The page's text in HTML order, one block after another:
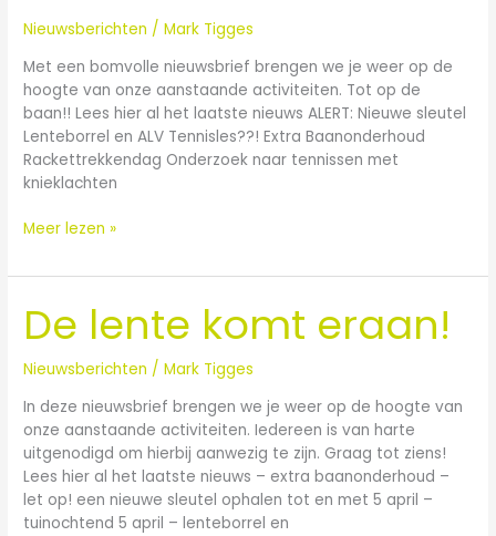
Nieuwsberichten /Mark Tigges
Met een bomvolle nieuwsbrief brengen we je weer op de
hoogte van onze aanstaande activiteiten. Tot op de
baan!! Lees hier al het laatste nieuws ALERT: Nieuwe sleutel
Lenteborrel en ALV Tennisles??! Extra Baanonderhoud
Rackettrekkendag Onderzoek naar tennissen met
knieklachten
koude
winter…
Meer lezen »
De lente komt eraan!
Nieuwsberichten /Mark Tigges
In deze nieuwsbrief brengen we je weer op de hoogte van
onze aanstaande activiteiten. Iedereen is van harte
uitgenodigd om hierbij aanwezig te zijn. Graag tot ziens!
Lees hier al het laatste nieuws – extra baanonderhoud –
let op! een nieuwe sleutel ophalen tot en met 5 april –
tuinochtend 5 april – lenteborrel en
De
lente
eraan!